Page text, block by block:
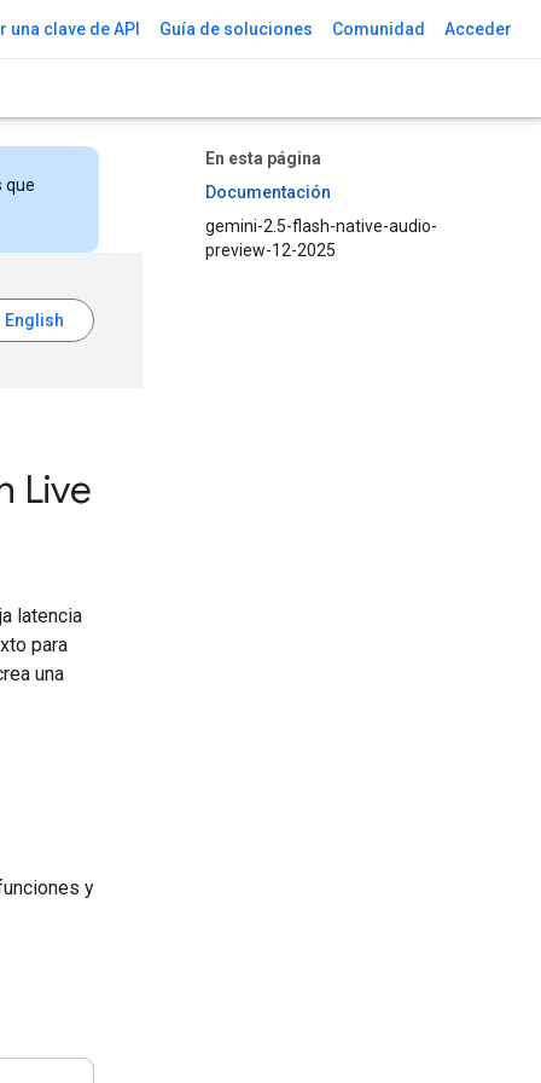
una clave de API Guía de soluciones Comunidad Acceder
En esta página
Documentación
gemini-2.5-flash-native-audio-
preview-12-2025
que
Live
latencia
para
una
y